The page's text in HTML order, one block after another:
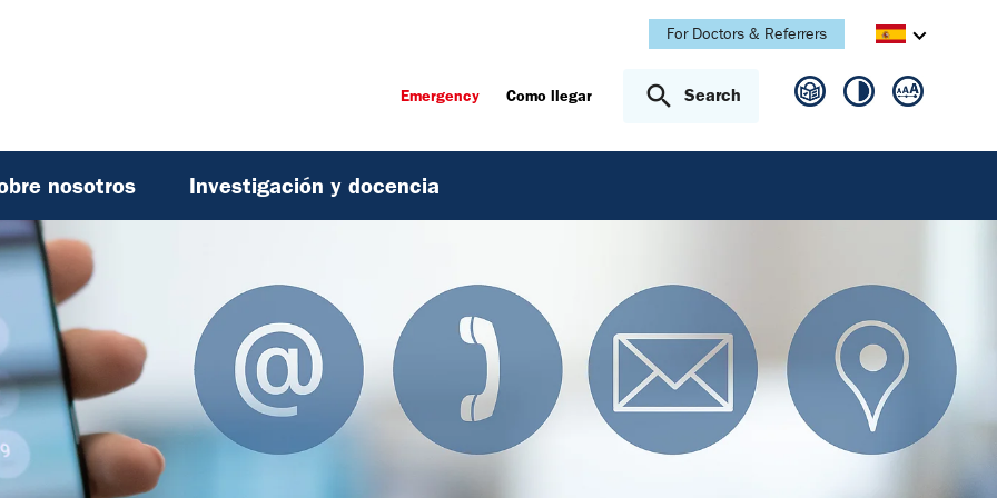
For Doctors & Referrers
Emergency Como llegar Search
nosotros Investigación y docencia